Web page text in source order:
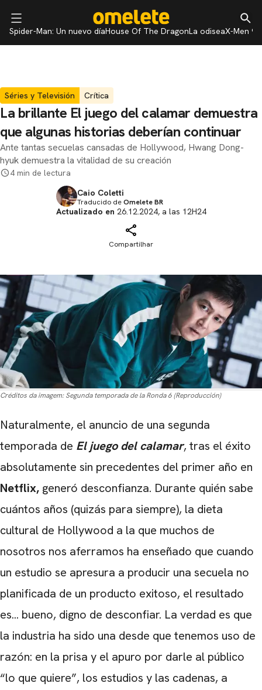
Spider-Man: Un nuevo díaHouse Of The DragonLa odiseaX-Men 97
Séries y Televisión Crítica
La brillante El juego del calamar demuestra
que algunas historias deberían continuar
Ante tantas secuelas cansadas de Hollywood, Hwang Dong-
hyuk demuestra la vitalidad de su creación
4 min de lectura
Caio Coletti
Traducido deOmelete BR
Actualizado en 26.12.2024, a las 12H24
Compartilhar
Créditos da imagem: Segunda temporada de la Ronda 6 (Reproducción)
Naturalmente, el anuncio de una segunda
temporada de El juego del calamar, tras el éxito
absolutamente sin precedentes del primer año en
Netflix, generó desconfianza. Durante quién sabe
cuántos años (quizás para siempre), la dieta
cultural de Hollywood a la que muchos de
nosotros nos aferramos ha enseñado que cuando
un estudio se apresura a producir una secuela no
planificada de un producto exitoso, el resultado
es... bueno, digno de desconfiar. La verdad es que
la industria ha sido una desde que tenemos uso de
razón: en la prisa y el apuro por darle al público
“lo que quiere”, los estudios y las cadenas, a